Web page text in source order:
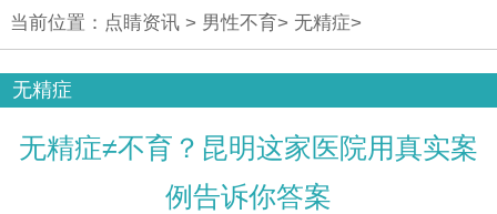
当前位置： 点睛资讯> 男性不育> 无精症>
无精症
无精症≠不育？昆明这家医院用真实案
例告诉你答案